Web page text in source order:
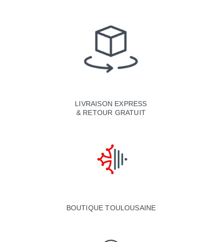
LIVRAISON EXPRESS
& RETOUR GRATUIT
BOUTIQUE TOULOUSAINE